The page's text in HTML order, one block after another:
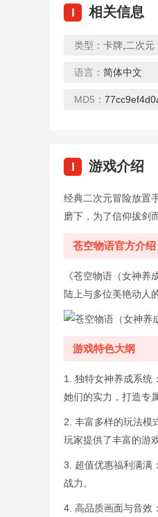
I 相关信息
类型： 卡牌 二次元
语言： 简体中文
MD5：
I 游戏介绍
经典二次元冒险放置
磨下，为了信仰拔剑
苍空物语官方介绍
《苍空物语（女神
陆上与多位美艳动人
游戏特色大纲
1. 独特女神养成系统
她们的实力，打造专
2. 丰富多样的玩法模
玩家提供了丰富的游
3. 超值优惠福利满满
战力。
4. 高品质画面与音效